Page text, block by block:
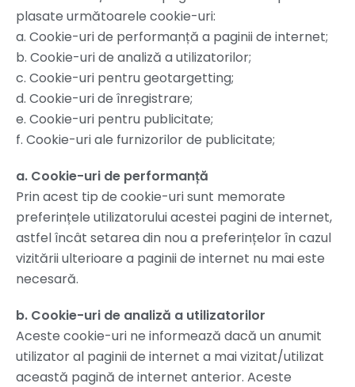
plasate următoarele cookie-uri:
a. Cookie-uri de performanță a paginii de internet;
b. Cookie-uri de analiză a utilizatorilor;
c. Cookie-uri pentru geotargetting;
d. Cookie-uri de înregistrare;
e. Cookie-uri pentru publicitate;
f. Cookie-uri ale furnizorilor de publicitate;
a. Cookie-uri de performanță
Prin acest tip de cookie-uri sunt memorate
preferințele utilizatorului acestei pagini de internet,
astfel încât setarea din nou a preferințelor în cazul
vizitării ulterioare a paginii de internet nu mai este
necesară.
b. Cookie-uri de analiză a utilizatorilor
Aceste cookie-uri ne informează dacă un anumit
utilizator al paginii de internet a mai vizitat/utilizat
această pagină de internet anterior. Aceste